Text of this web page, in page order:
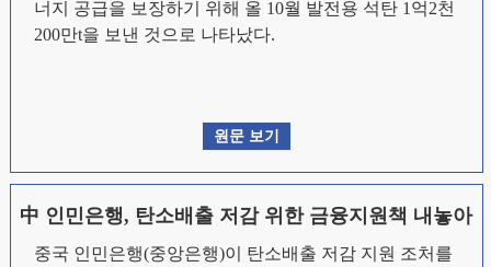
너지 공급을 보장하기 위해 올 10월 발전용 석탄 1억2천
200만t을 보낸 것으로 나타났다.
원문 보기
中 인민은행, 탄소배출 저감 위한 금융지원책 내놓아
중국 인민은행(중앙은행)이 탄소배출 저감 지원 조처를